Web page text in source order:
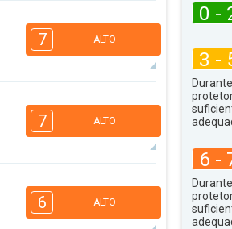
16:00
3
37°máx
7 ALTO
16:00
4
38°máx
7 ALTO
16:00
3
6 ALTO
0 -
3 -
6 -